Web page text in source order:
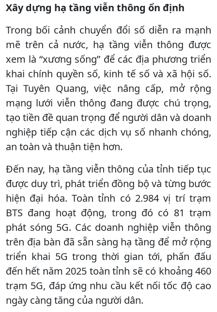
Xây dựng hạ tầng viễn thông ổn định
Trong bối cảnh chuyển đổi số diễn ra mạnh
mẽ trên cả nước, hạ tầng viễn thông được
xem là “xương sống” để các địa phương triển
khai chính quyền số, kinh tế số và xã hội số.
Tại Tuyên Quang, việc nâng cấp, mở rộng
mạng lưới viễn thông đang được chú trọng,
tạo tiền đề quan trọng để người dân và doanh
nghiệp tiếp cận các dịch vụ số nhanh chóng,
an toàn và thuận tiện hơn.
Đến nay, hạ tầng viễn thông của tỉnh tiếp tục
được duy trì, phát triển đồng bộ và từng bước
hiện đại hóa. Toàn tỉnh có 2.984 vị trí trạm
BTS đang hoạt động, trong đó có 81 trạm
phát sóng 5G. Các doanh nghiệp viễn thông
trên địa bàn đã sẵn sàng hạ tầng để mở rộng
triển khai 5G trong thời gian tới, phấn đấu
đến hết năm 2025 toàn tỉnh sẽ có khoảng 460
trạm 5G, đáp ứng nhu cầu kết nối tốc độ cao
ngày càng tăng của người dân.